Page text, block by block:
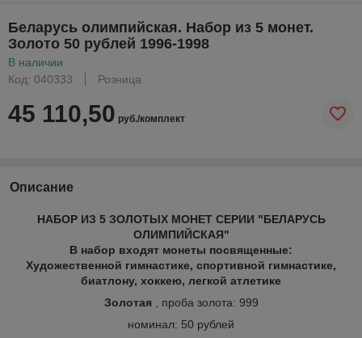
Беларусь олимпийская. Набор из 5 монет.
Золото 50 рублей 1996-1998
В наличии
Код: 040333
Розница
45 110,50 руб./комплект
Описание
НАБОР ИЗ 5 ЗОЛОТЫХ МОНЕТ СЕРИИ "БЕЛАРУСЬ
ОЛИМПИЙСКАЯ"
В набор входят монеты посвященные:
Художественной гимнастике, спортивной гимнастике,
биатлону, хоккею, легкой атлетике
Золотая , проба золота: 999
номинал: 50 рублей